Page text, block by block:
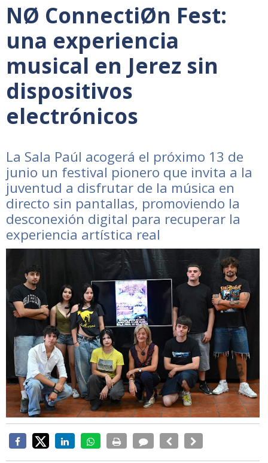
NØ ConnectiØn Fest:
una experiencia
musical en Jerez sin
dispositivos
electrónicos
La Sala Paúl acogerá el próximo 13 de
junio un festival pionero que invita a la
juventud a disfrutar de la música en
directo sin pantallas, promoviendo la
desconexión digital para recuperar la
experiencia artística real